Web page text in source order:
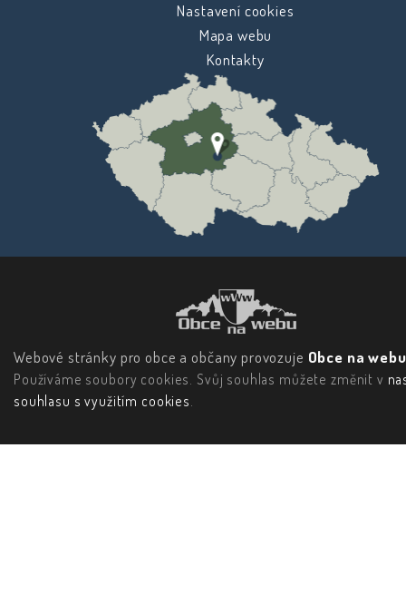
Nastavení cookies
Mapa webu
Kontakty
Webové stránky pro obce a občany provozuje Obce na
Používáme soubory cookies. Svůj souhlas můžete změnit v
souhlasu s využitím cookies